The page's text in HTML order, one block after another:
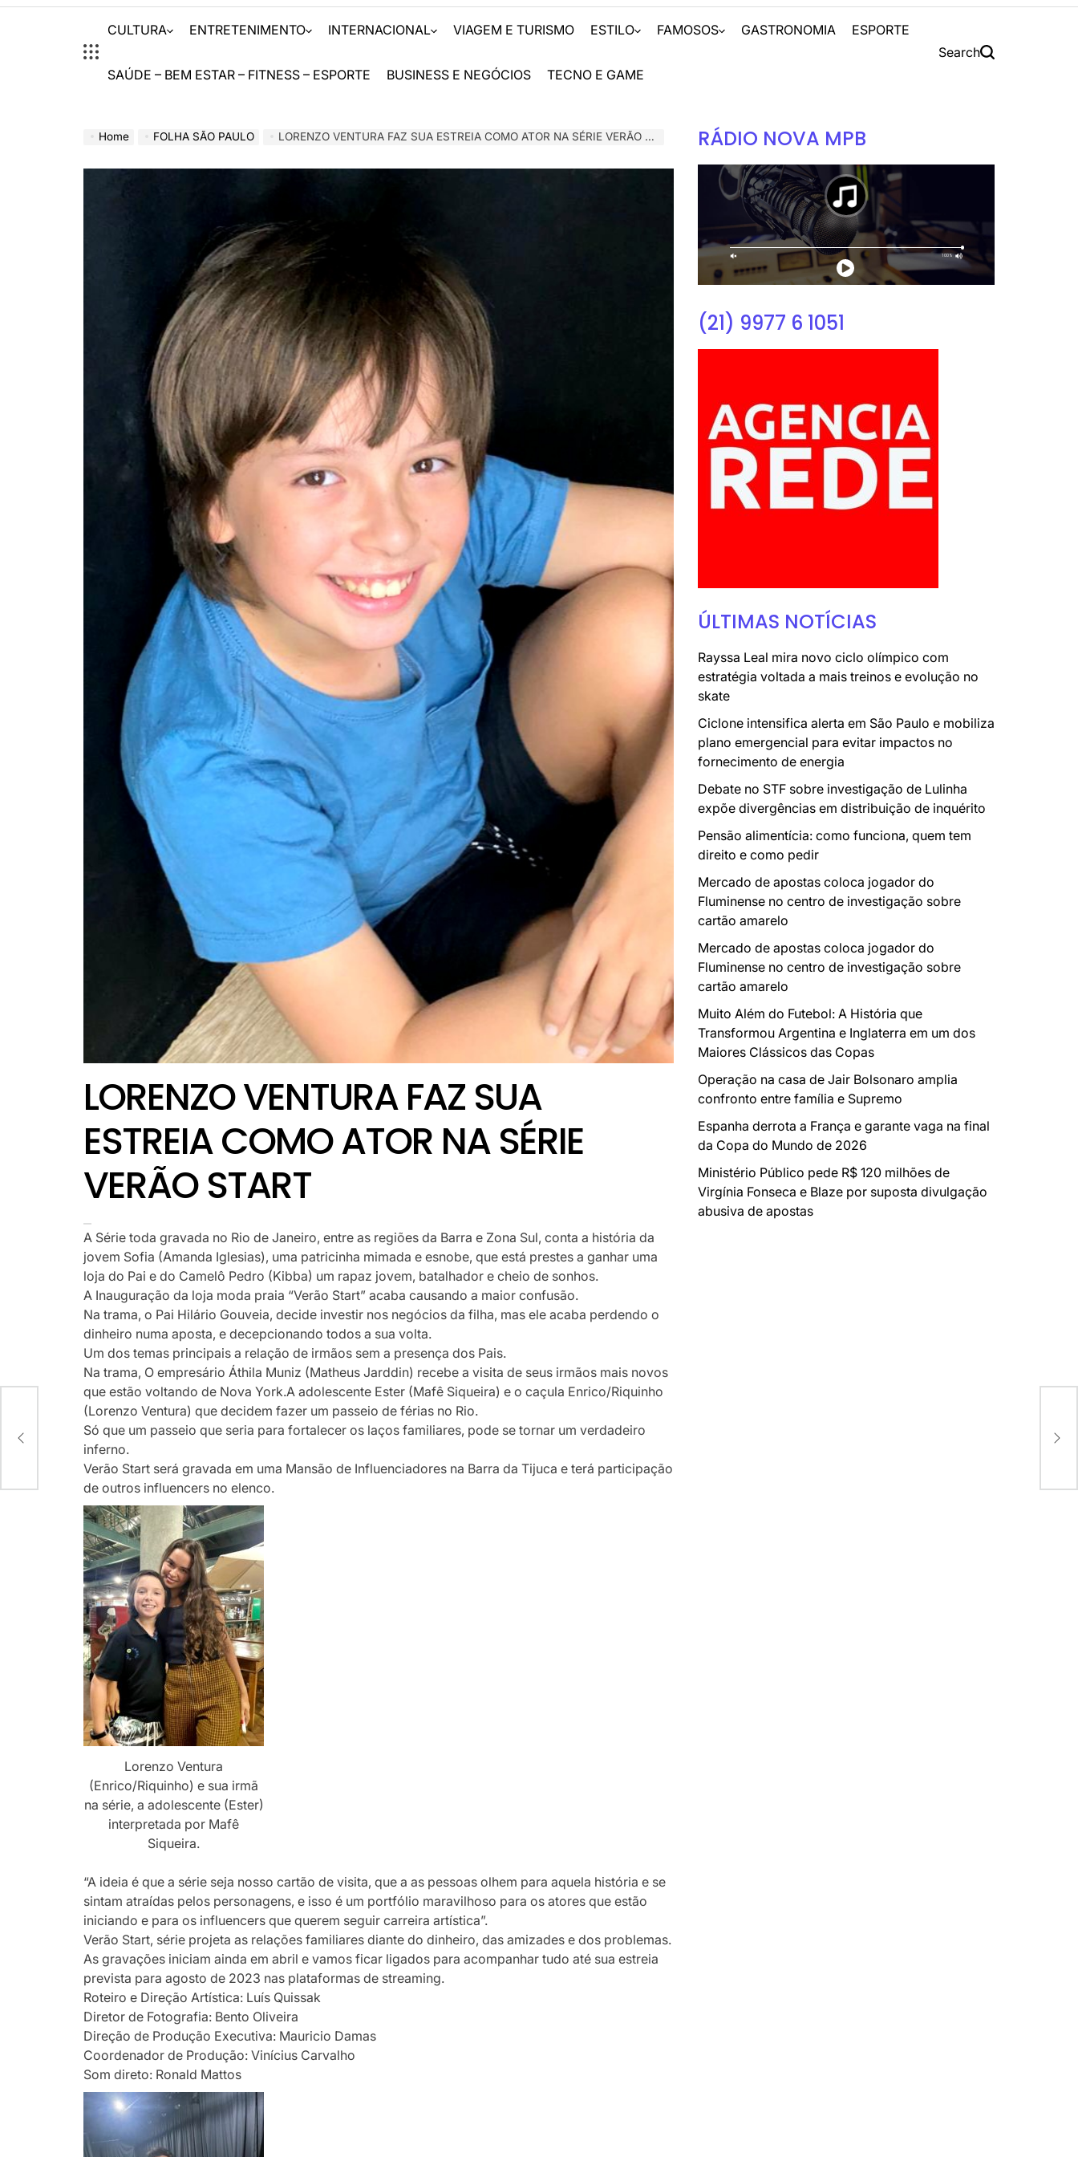
CULTURA ENTRETENIMENTO INTERNACIONAL VIAGEM E TURISMO ESTILO FAMOSOS GASTRONOMIA ESPORTE
SAÚDE – BEM ESTAR – FITNESS – ESPORTE BUSINESS E NEGÓCIOS TECNO E GAME
Search
Home FOLHA SÃO PAULO LORENZO VENTURA FAZ SUA ESTREIA COMO ATOR NA SÉRIE VERÃO START
LORENZO VENTURA FAZ SUA
ESTREIA COMO ATOR NA SÉRIE
VERÃO START
A Série toda gravada no Rio de Janeiro, entre as regiões da Barra e Zona Sul, conta a história da
jovem Sofia (Amanda Iglesias), uma patricinha mimada e esnobe, que está prestes a ganhar uma
loja do Pai e do Camelô Pedro (Kibba) um rapaz jovem, batalhador e cheio de sonhos.
A Inauguração da loja moda praia “Verão Start” acaba causando a maior confusão.
Na trama, o Pai Hilário Gouveia, decide investir nos negócios da filha, mas ele acaba perdendo o
dinheiro numa aposta, e decepcionando todos a sua volta.
Um dos temas principais a relação de irmãos sem a presença dos Pais.
Na trama, O empresário Áthila Muniz (Matheus Jarddin) recebe a visita de seus irmãos mais novos
que estão voltando de Nova York.A adolescente Ester (Mafê Siqueira) e o caçula Enrico/Riquinho
(Lorenzo Ventura) que decidem fazer um passeio de férias no Rio.
Só que um passeio que seria para fortalecer os laços familiares, pode se tornar um verdadeiro
inferno.
Verão Start será gravada em uma Mansão de Influenciadores na Barra da Tijuca e terá participação
de outros influencers no elenco.
Lorenzo Ventura
(Enrico/Riquinho) e sua irmã
na série, a adolescente (Ester)
interpretada por Mafê
Siqueira.
“A ideia é que a série seja nosso cartão de visita, que a as pessoas olhem para aquela história e se
sintam atraídas pelos personagens, e isso é um portfólio maravilhoso para os atores que estão
iniciando e para os influencers que querem seguir carreira artística”.
Verão Start, série projeta as relações familiares diante do dinheiro, das amizades e dos problemas.
As gravações iniciam ainda em abril e vamos ficar ligados para acompanhar tudo até sua estreia
prevista para agosto de 2023 nas plataformas de streaming.
Roteiro e Direção Artística: Luís Quissak
Diretor de Fotografia: Bento Oliveira
Direção de Produção Executiva: Mauricio Damas
Coordenador de Produção: Vinícius Carvalho
Som direto: Ronald Mattos
RÁDIO NOVA MPB
(21) 9977 6 1051
ÚLTIMAS NOTÍCIAS
Rayssa Leal mira novo ciclo olímpico com
estratégia voltada a mais treinos e evolução no
skate
Ciclone intensifica alerta em São Paulo e mobiliza
plano emergencial para evitar impactos no
fornecimento de energia
Debate no STF sobre investigação de Lulinha
expõe divergências em distribuição de inquérito
Pensão alimentícia: como funciona, quem tem
direito e como pedir
Mercado de apostas coloca jogador do
Fluminense no centro de investigação sobre
cartão amarelo
Mercado de apostas coloca jogador do
Fluminense no centro de investigação sobre
cartão amarelo
Muito Além do Futebol: A História que
Transformou Argentina e Inglaterra em um dos
Maiores Clássicos das Copas
Operação na casa de Jair Bolsonaro amplia
confronto entre família e Supremo
Espanha derrota a França e garante vaga na final
da Copa do Mundo de 2026
Ministério Público pede R$ 120 milhões de
Virgínia Fonseca e Blaze por suposta divulgação
abusiva de apostas